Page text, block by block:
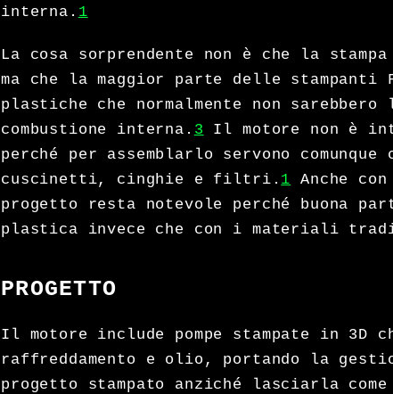
interna. 1
La cosa sorprendente non è che la
ma che la maggior parte delle stampanti
plastiche che normalmente non
combustione interna. 3 Il motore non è
perché per assemblarlo servono
cuscinetti, cinghie e filtri. 1 Anche
progetto resta notevole perché buona
plastica invece che con i materiali
PROGETTO
Il motore include pompe stampate in 3D
raffreddamento e olio, portando la
progetto stampato anziché lasciarla come